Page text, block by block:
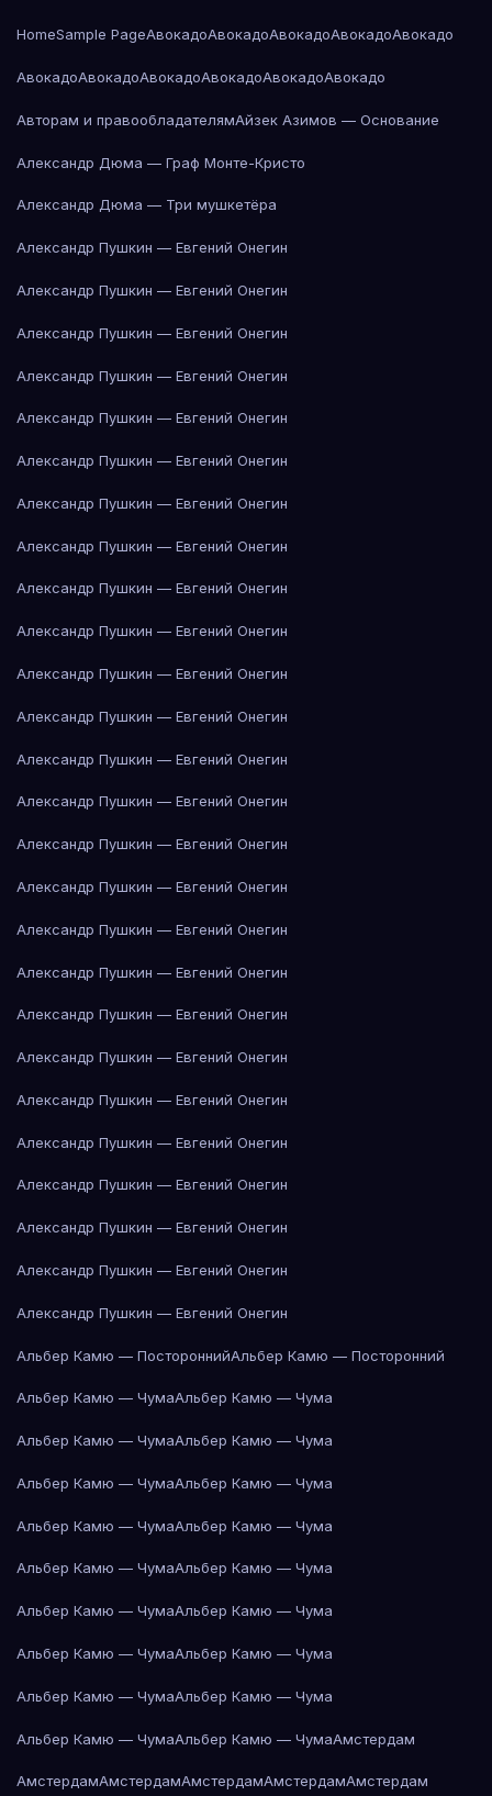
HomeSample PageАвокадоАвокадоАвокадоАвокадоАвокадо
АвокадоАвокадоАвокадоАвокадоАвокадоАвокадо
Авторам и правообладателямАйзек Азимов — Основание
Александр Дюма — Граф Монте-Кристо
Александр Дюма — Три мушкетёра
Александр Пушкин — Евгений Онегин
Александр Пушкин — Евгений Онегин
Александр Пушкин — Евгений Онегин
Александр Пушкин — Евгений Онегин
Александр Пушкин — Евгений Онегин
Александр Пушкин — Евгений Онегин
Александр Пушкин — Евгений Онегин
Александр Пушкин — Евгений Онегин
Александр Пушкин — Евгений Онегин
Александр Пушкин — Евгений Онегин
Александр Пушкин — Евгений Онегин
Александр Пушкин — Евгений Онегин
Александр Пушкин — Евгений Онегин
Александр Пушкин — Евгений Онегин
Александр Пушкин — Евгений Онегин
Александр Пушкин — Евгений Онегин
Александр Пушкин — Евгений Онегин
Александр Пушкин — Евгений Онегин
Александр Пушкин — Евгений Онегин
Александр Пушкин — Евгений Онегин
Александр Пушкин — Евгений Онегин
Александр Пушкин — Евгений Онегин
Александр Пушкин — Евгений Онегин
Александр Пушкин — Евгений Онегин
Александр Пушкин — Евгений Онегин
Александр Пушкин — Евгений Онегин
Альбер Камю — ПостороннийАльбер Камю — Посторонний
Альбер Камю — ЧумаАльбер Камю — Чума
Альбер Камю — ЧумаАльбер Камю — Чума
Альбер Камю — ЧумаАльбер Камю — Чума
Альбер Камю — ЧумаАльбер Камю — Чума
Альбер Камю — ЧумаАльбер Камю — Чума
Альбер Камю — ЧумаАльбер Камю — Чума
Альбер Камю — ЧумаАльбер Камю — Чума
Альбер Камю — ЧумаАльбер Камю — Чума
Альбер Камю — ЧумаАльбер Камю — ЧумаАмстердам
АмстердамАмстердамАмстердамАмстердамАмстердам